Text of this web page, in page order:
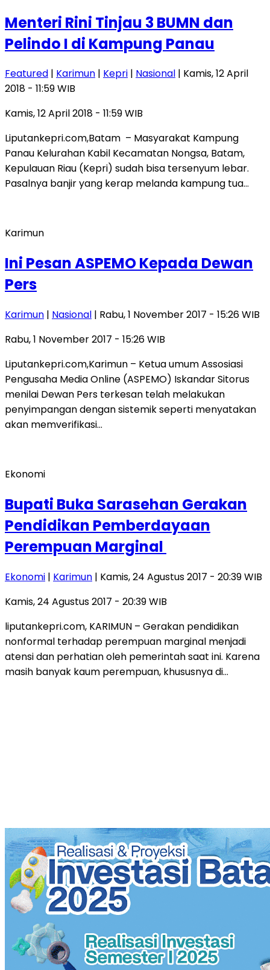
Menteri Rini Tinjau 3 BUMN dan
Pelindo I di Kampung Panau
Featured | Karimun | Kepri | Nasional | Kamis, 12 April
2018 - 11:59 WIB
Kamis, 12 April 2018 - 11:59 WIB
Liputankepri.com,Batam – Masyarakat Kampung
Panau Kelurahan Kabil Kecamatan Nongsa, Batam,
Kepulauan Riau (Kepri) sudah bisa tersenyum lebar.
Pasalnya banjir yang kerap melanda kampung tua…
Karimun
Ini Pesan ASPEMO Kepada Dewan
Pers
Karimun | Nasional | Rabu, 1 November 2017 - 15:26 WIB
Rabu, 1 November 2017 - 15:26 WIB
Liputankepri.com,Karimun – Ketua umum Assosiasi
Pengusaha Media Online (ASPEMO) Iskandar Sitorus
menilai Dewan Pers terkesan telah melakukan
penyimpangan dengan sistemik seperti menyatakan
akan memverifikasi…
Ekonomi
Bupati Buka Sarasehan Gerakan
Pendidikan Pemberdayaan
Perempuan Marginal
Ekonomi | Karimun | Kamis, 24 Agustus 2017 - 20:39 WIB
Kamis, 24 Agustus 2017 - 20:39 WIB
​liputankepri.com, KARIMUN – Gerakan pendidikan
nonformal terhadap perempuan marginal menjadi
atensi dan perhatian oleh pemerintah saat ini. Karena
masih banyak kaum perempuan, khususnya di…